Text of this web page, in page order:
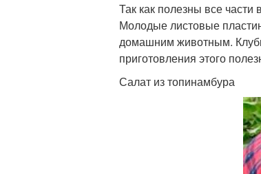
Так как полезны все
Молодые листовые
домашним животным.
приготовления этого
Салат из топинамбура